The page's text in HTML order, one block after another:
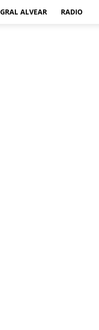
GRAL ALVEAR RADIO